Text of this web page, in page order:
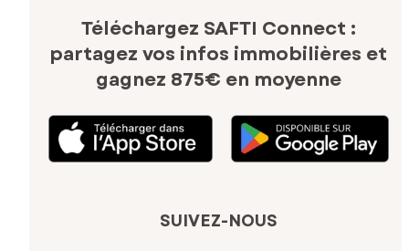
Téléchargez SAFTI Connect :
partagez vos infos immobilières et
gagnez 875€ en moyenne
SUIVEZ-NOUS